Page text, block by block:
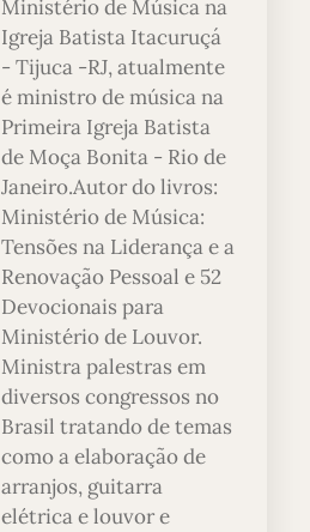
Ministério de Música na
Igreja Batista Itacuruçá
- Tijuca -RJ, atualmente
é ministro de música na
Primeira Igreja Batista
de Moça Bonita - Rio de
Janeiro.Autor do livros:
Ministério de Música:
Tensões na Liderança e a
Renovação Pessoal e 52
Devocionais para
Ministério de Louvor.
Ministra palestras em
diversos congressos no
Brasil tratando de temas
como a elaboração de
arranjos, guitarra
elétrica e louvor e